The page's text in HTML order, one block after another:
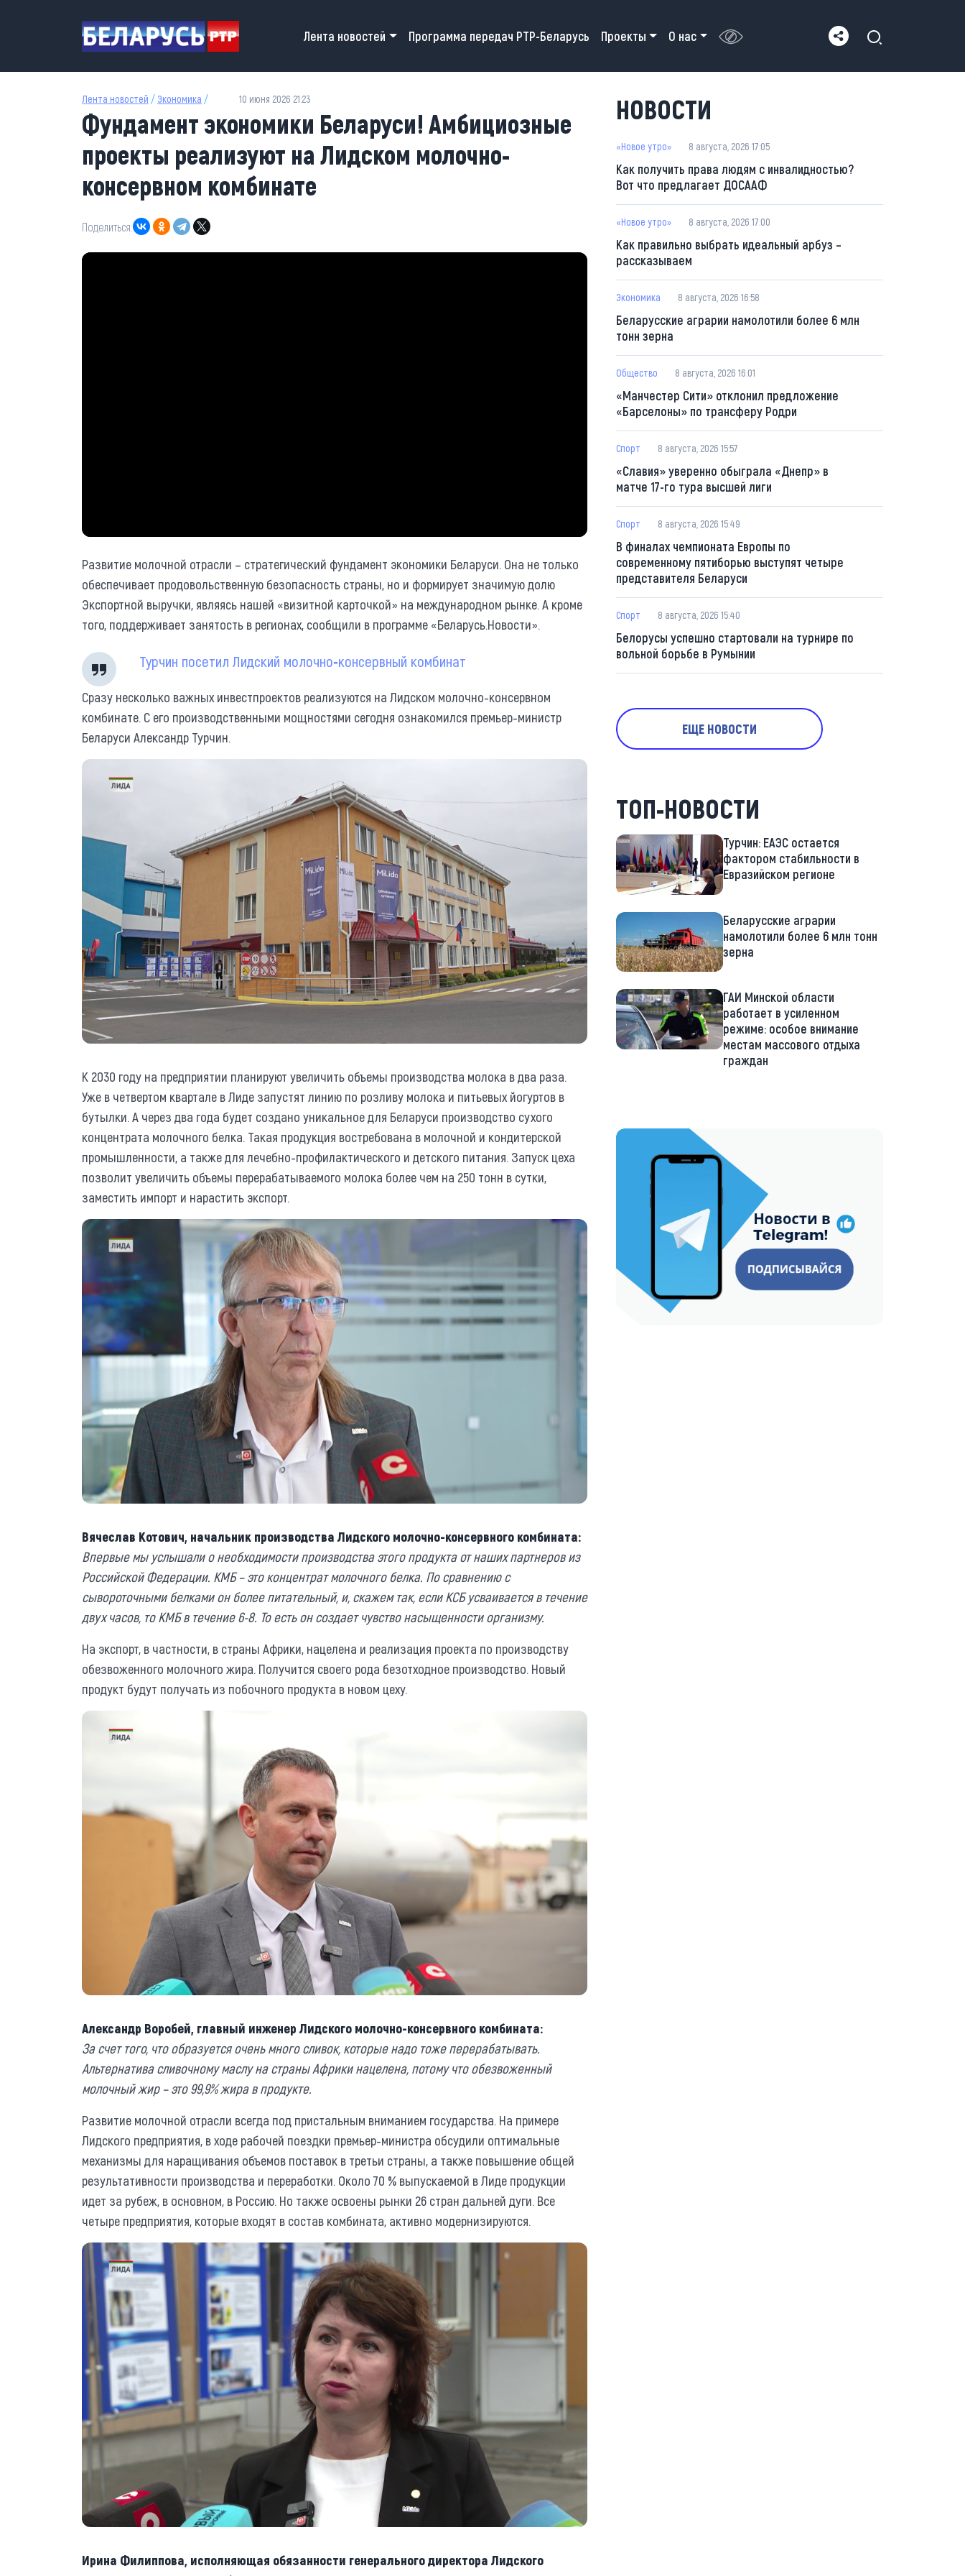
Main navigation
Лента новостей Программа передач РТР-Беларусь Проекты О нас
Лента новостей / Экономика / 10 июня 2026 21:23
Фундамент экономики Беларуси! Амбициозные
проекты реализуют на Лидском молочно-
консервном комбинате
Поделиться:
Развитие молочной отрасли – стратегический фундамент экономики Беларуси. Она не только
обеспечивает продовольственную безопасность страны, но и формирует значимую долю
Экспортной выручки, являясь нашей «визитной карточкой» на международном рынке. А кроме
того, поддерживает занятость в регионах, сообщили в программе «Беларусь.Новости».
Турчин посетил Лидский молочно‑консервный комбинат
Сразу несколько важных инвестпроектов реализуются на Лидском молочно-консервном
комбинате. С его производственными мощностями сегодня ознакомился премьер-министр
Беларуси Александр Турчин.
К 2030 году на предприятии планируют увеличить объемы производства молока в два раза.
Уже в четвертом квартале в Лиде запустят линию по розливу молока и питьевых йогуртов в
бутылки. А через два года будет создано уникальное для Беларуси производство сухого
концентрата молочного белка. Такая продукция востребована в молочной и кондитерской
промышленности, а также для лечебно-профилактического и детского питания. Запуск цеха
позволит увеличить объемы перерабатываемого молока более чем на 250 тонн в сутки,
заместить импорт и нарастить экспорт.
Вячеслав Котович, начальник производства Лидского молочно-консервного комбината:
Впервые мы услышали о необходимости производства этого продукта от наших партнеров из
Российской Федерации. КМБ – это концентрат молочного белка. По сравнению с
сывороточными белками он более питательный, и, скажем так, если КСБ усваивается в течение
двух часов, то КМБ в течение 6-8. То есть он создает чувство насыщенности организму.
На экспорт, в частности, в страны Африки, нацелена и реализация проекта по производству
обезвоженного молочного жира. Получится своего рода безотходное производство. Новый
продукт будут получать из побочного продукта в новом цеху.
Александр Воробей, главный инженер Лидского молочно-консервного комбината:
За счет того, что образуется очень много сливок, которые надо тоже перерабатывать.
Альтернатива сливочному маслу на страны Африки нацелена, потому что обезвоженный
молочный жир – это 99,9% жира в продукте.
Развитие молочной отрасли всегда под пристальным вниманием государства. На примере
Лидского предприятия, в ходе рабочей поездки премьер-министра обсудили оптимальные
механизмы для наращивания объемов поставок в третьи страны, а также повышение общей
результативности производства и переработки. Около 70 % выпускаемой в Лиде продукции
идет за рубеж, в основном, в Россию. Но также освоены рынки 26 стран дальней дуги. Все
четыре предприятия, которые входят в состав комбината, активно модернизируются.
Ирина Филиппова, исполняющая обязанности генерального директора Лидского
НОВОСТИ
«Новое утро» 8 августа, 2026 17:05
Как получить права людям с инвалидностью?
Вот что предлагает ДОСААФ
«Новое утро» 8 августа, 2026 17:00
Как правильно выбрать идеальный арбуз –
рассказываем
Экономика 8 августа, 2026 16:58
Беларусские аграрии намолотили более 6 млн
тонн зерна
Общество 8 августа, 2026 16:01
«Манчестер Сити» отклонил предложение
«Барселоны» по трансферу Родри
Спорт 8 августа, 2026 15:57
«Славия» уверенно обыграла «Днепр» в
матче 17-го тура высшей лиги
Спорт 8 августа, 2026 15:49
В финалах чемпионата Европы по
современному пятиборью выступят четыре
представителя Беларуси
Спорт 8 августа, 2026 15:40
Белорусы успешно стартовали на турнире по
вольной борьбе в Румынии
ЕЩЕ НОВОСТИ
ТОП-НОВОСТИ
Турчин: ЕАЭС остается
фактором стабильности в
Евразийском регионе
Беларусские аграрии
намолотили более 6 млн тонн
зерна
ГАИ Минской области
работает в усиленном
режиме: особое внимание
местам массового отдыха
граждан
https://t.me/minskctvby